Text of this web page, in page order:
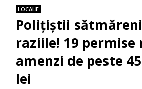
LOCALE
Polițiștii
raziile! 19
amenzi de peste
lei